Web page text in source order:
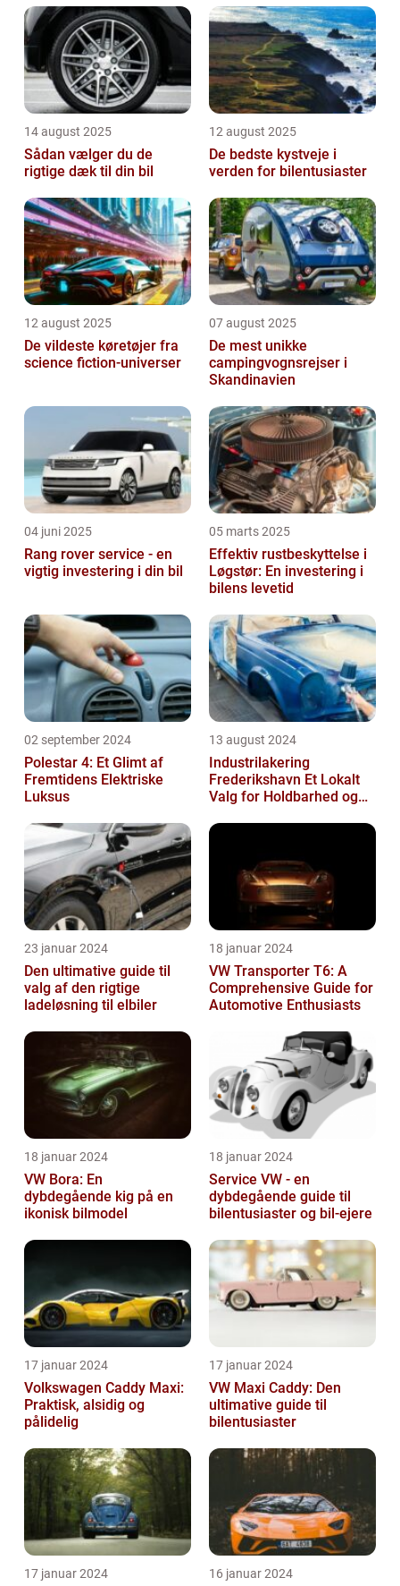
14 august 2025
Sådan vælger du de
rigtige dæk til din bil
12 august 2025
De bedste kystveje i
verden for bilentusiaster
12 august 2025
De vildeste køretøjer fra
science fiction-universer
07 august 2025
De mest unikke
campingvognsrejser i
Skandinavien
04 juni 2025
Rang rover service - en
vigtig investering i din bil
05 marts 2025
Effektiv rustbeskyttelse i
Løgstør: En investering i
bilens levetid
02 september 2024
Polestar 4: Et Glimt af
Fremtidens Elektriske
Luksus
13 august 2024
Industrilakering
Frederikshavn Et Lokalt
Valg for Holdbarhed og
23 januar 2024
Den ultimative guide til
valg af den rigtige
ladeløsning til elbiler
18 januar 2024
VW Transporter T6: A
Comprehensive Guide for
Automotive Enthusiasts
18 januar 2024
VW Bora: En
dybdegående kig på en
ikonisk bilmodel
18 januar 2024
Service VW - en
dybdegående guide til
bilentusiaster og bil-ejere
17 januar 2024
Volkswagen Caddy Maxi:
Praktisk, alsidig og
pålidelig
17 januar 2024
VW Maxi Caddy: Den
ultimative guide til
bilentusiaster
17 januar 2024 16 januar 2024